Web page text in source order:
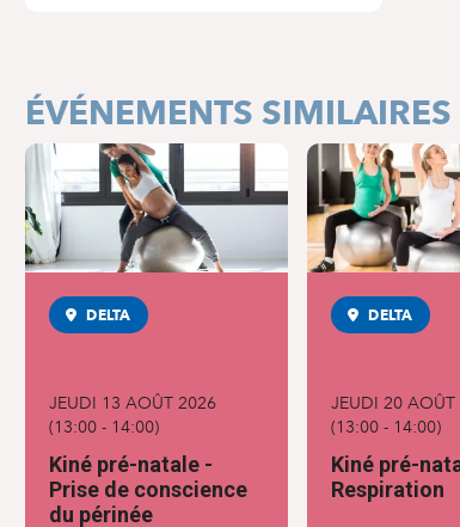
ÉVÉNEMENTS SIMILAIRES
DELTA
JEUDI 13 AOÛT 2026
(13:00 - 14:00)
Kiné pré-natale -
Prise de conscience
du périnée
DELTA
JEUDI 20 AOÛT
(13:00 - 14:00)
Kiné pré-
Respiration